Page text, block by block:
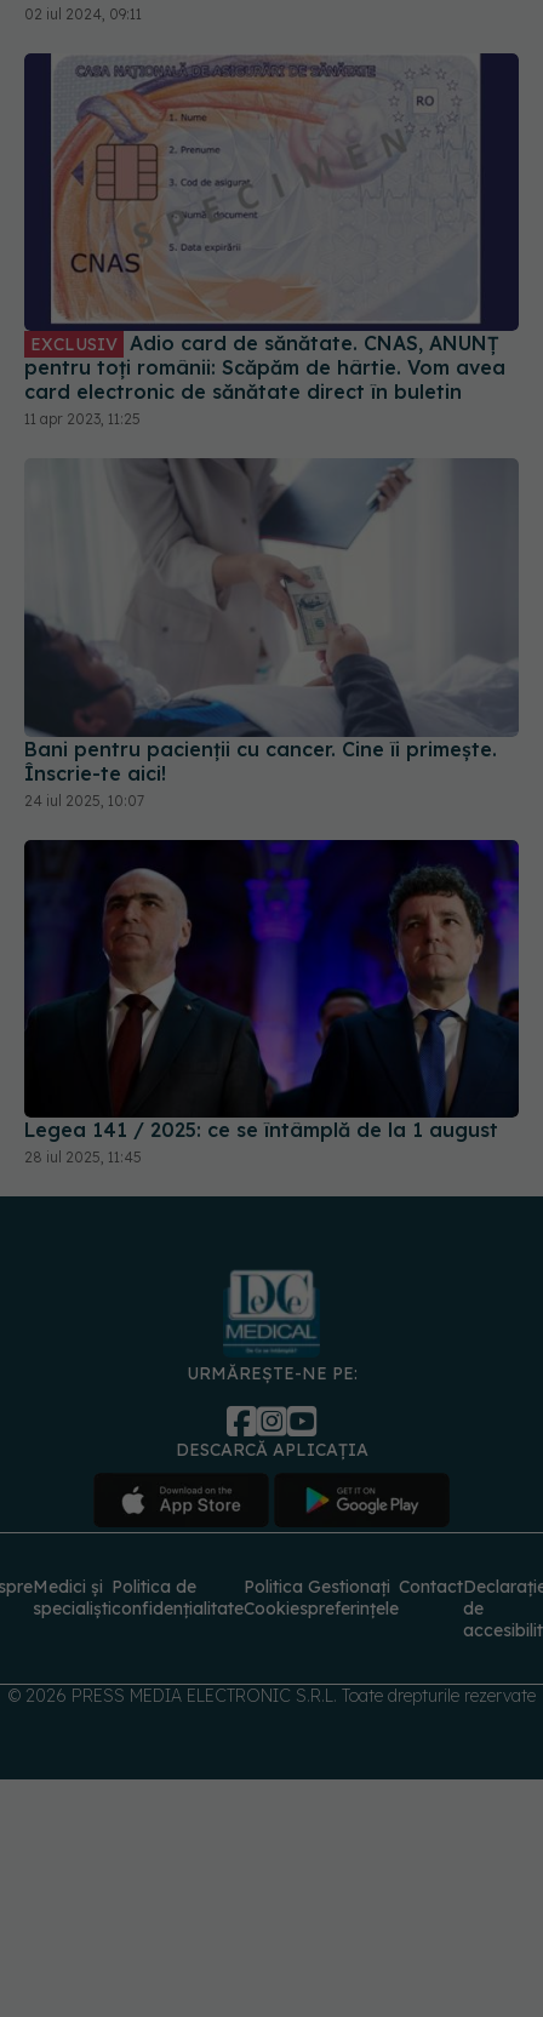
02 iul 2024, 09:11
EXCLUSIV
pentru toți românii: Scăpăm de hârtie. Vom avea
card electronic de sănătate direct în buletin
11 apr 2023, 11:25
Bani pentru pacienții cu cancer. Cine îi primește.
Înscrie-te aici!
24 iul 2025, 10:07
Legea 141 / 2025: ce se întâmplă de la 1 august
28 iul 2025, 11:45
URMĂREȘTE-NE PE:
DESCARCĂ APLICAȚIA
Medici și
specialiști
Politica de
confidențialitate
Politica
Cookies
Gestionați
preferințele
Contact
de
© 2026 PRESS MEDIA ELECTRONIC S.R.L. Toate drepturile rezervate